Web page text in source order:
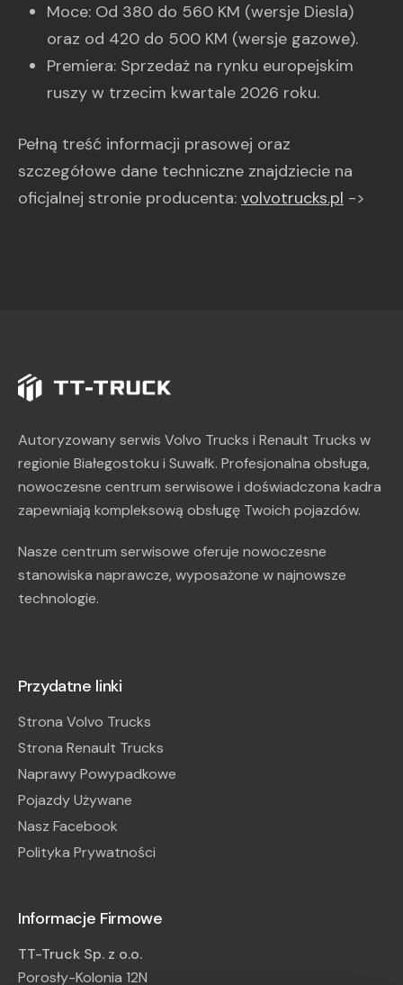
Moce: Od 380 do 560 KM (wersje Diesla)
oraz od 420 do 500 KM (wersje gazowe).
Premiera: Sprzedaż na rynku europejskim
ruszy w trzecim kwartale 2026 roku.
Pełną treść informacji prasowej oraz
szczegółowe dane techniczne znajdziecie na
oficjalnej stronie producenta: volvotrucks.pl ->
Autoryzowany serwis Volvo Trucks i Renault Trucks w
regionie Białegostoku i Suwałk. Profesjonalna obsługa,
nowoczesne centrum serwisowe i doświadczona kadra
zapewniają kompleksową obsługę Twoich pojazdów.
Nasze centrum serwisowe oferuje nowoczesne
stanowiska naprawcze, wyposażone w najnowsze
technologie.
Przydatne linki
Strona Volvo Trucks
Strona Renault Trucks
Naprawy Powypadkowe
Pojazdy Używane
Nasz Facebook
Polityka Prywatności
Informacje Firmowe
TT-Truck Sp. z o.o.
Porosły-Kolonia 12N